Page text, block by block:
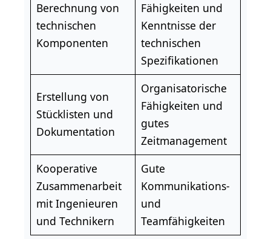
Berechnung von
technischen
Komponenten
Fähigkeiten und
Kenntnisse der
technischen
Spezifikationen
Erstellung von
Stücklisten und
Dokumentation
Organisatorische
Fähigkeiten und
gutes
Zeitmanagement
Kooperative
Zusammenarbeit
mit Ingenieuren
und Technikern
Gute
Kommunikations-
und
Teamfähigkeiten